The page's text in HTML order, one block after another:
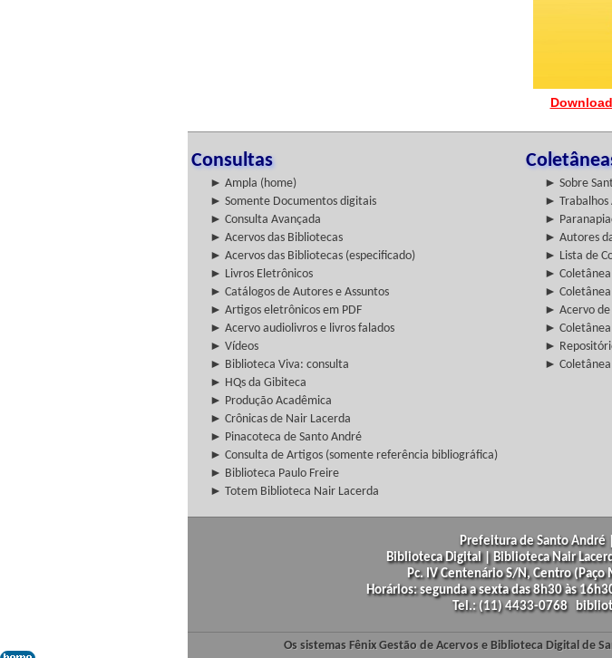
Consultas
► Ampla (home) ► Sobre
► Somente Documentos digitais
► Trabalhos
► Consulta Avançada
►
► Acervos das Bibliotecas
► Autores
► Acervos das Bibliotecas (especificado)
► Lista de
► Livros Eletrônicos
►
► Catálogos de Autores e Assuntos
► Coletânea
► Artigos eletrônicos em PDF
► Acervo de
► Acervo audiolivros e livros falados
► Coletânea
► Vídeos
►
► Biblioteca Viva: consulta
► Coletânea
► HQs da Gibiteca
► Produção Acadêmica
► Crônicas de Nair Lacerda
► Pinacoteca de Santo André
► Consulta de Artigos (somente referência bibliográfica)
► Biblioteca Paulo Freire
► Totem Biblioteca Nair Lacerda
Prefeitura de Santo André
Biblioteca Digital | Biblioteca Nair
Pc. IV Centenário S/N, Centro
Horários: segunda a sexta das 8h30 às
Tel.: (11) 4433-0768
Os sistemas Fênix Gestão de Acervos e Biblioteca Digital de